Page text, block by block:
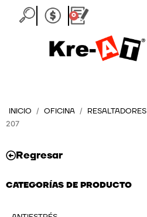
0
Carrito
INICIO / OFICINA / RESALTADORES
207
Regresar
CATEGORÍAS DE PRODUCTO